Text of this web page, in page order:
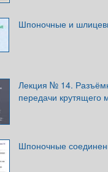
Шпоночные и
Лекция № 14.
передачи крутящего
Шпоночные